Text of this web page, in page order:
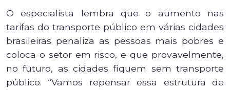
O especialista lembra que o aumento nas
tarifas do transporte público em várias cidades
brasileiras penaliza as pessoas mais pobres e
coloca o setor em risco, e que provavelmente,
no futuro, as cidades fiquem sem transporte
público. “Vamos repensar essa estrutura de